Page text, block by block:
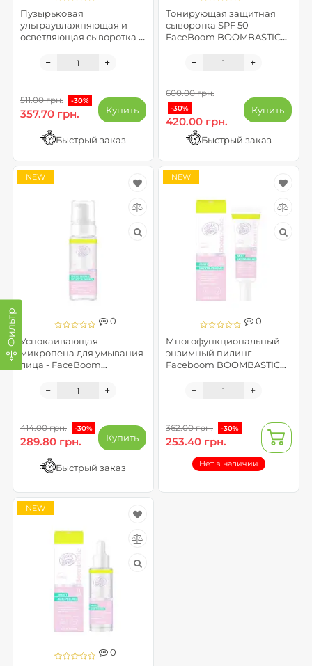
Фильтр
Пузырьковая
ультраувлажняющая и
осветляющая сыворотка -
511.00 грн. -30%
357.70 грн. Купить
Быстрый заказ
Тонирующая защитная
сыворотка SPF 50 -
FaceBoom BOOMBASTIC
600.00 грн.
-30%
420.00 грн.
Купить
Быстрый заказ
0
Успокаивающая
микропена для умывания
лица - FaceBoom
NEW
414.00 грн. -30%
289.80 грн. Купить
Быстрый заказ
0
Многофункциональный
энзимный пилинг -
Faceboom BOOMBASTIC
NEW
362.00 грн. -30%
253.40 грн.
Нет в наличии
0
NEW